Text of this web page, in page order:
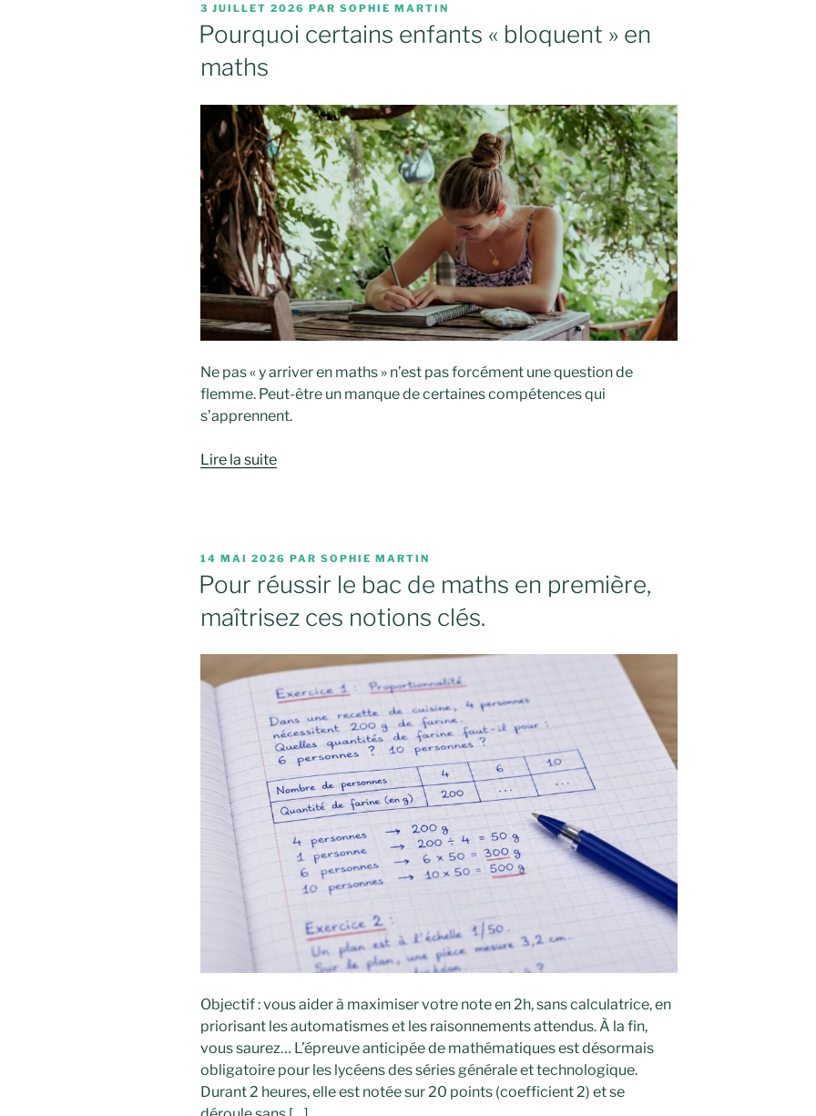
PUBLIÉ
LE
3 JUILLET 2026 PAR SOPHIE MARTIN
Pourquoi certains enfants « bloquent » en
maths
Ne pas « y arriver en maths » n’est pas forcément une question de
flemme. Peut-être un manque de certaines compétences qui
s’apprennent.
Lire la suite
PUBLIÉ
LE
14 MAI 2026 PAR SOPHIE MARTIN
Pour réussir le bac de maths en première,
maîtrisez ces notions clés.
Objectif : vous aider à maximiser votre note en 2h, sans calculatrice, en
priorisant les automatismes et les raisonnements attendus. À la fin,
vous saurez… L’épreuve anticipée de mathématiques est désormais
obligatoire pour les lycéens des séries générale et technologique.
Durant 2 heures, elle est notée sur 20 points (coefficient 2) et se